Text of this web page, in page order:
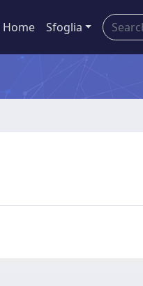
Home Sfoglia